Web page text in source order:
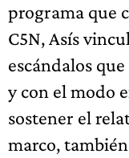
programa que
C5N, Asís
escándalos
y con el modo
sostener el
marco,